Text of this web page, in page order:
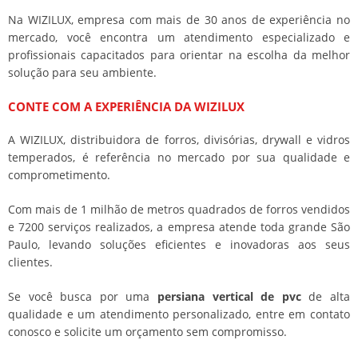
Na WIZILUX, empresa com mais de 30 anos de experiência no
mercado, você encontra um atendimento especializado e
profissionais capacitados para orientar na escolha da melhor
solução para seu ambiente.
CONTE COM A EXPERIÊNCIA DA WIZILUX
A WIZILUX, distribuidora de forros, divisórias, drywall e vidros
temperados, é referência no mercado por sua qualidade e
comprometimento.
Com mais de 1 milhão de metros quadrados de forros vendidos
e 7200 serviços realizados, a empresa atende toda grande São
Paulo, levando soluções eficientes e inovadoras aos seus
clientes.
Se você busca por uma persiana vertical de pvcde alta
qualidade e um atendimento personalizado, entre em contato
conosco e solicite um orçamento sem compromisso.